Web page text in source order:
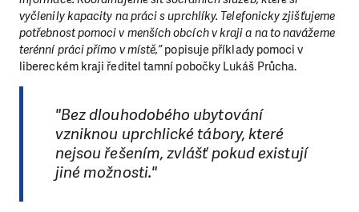
vyčlenily kapacity na práci s uprchlíky. Telefonicky zjišťujeme
potřebnost pomoci v menších obcích v kraji a na to navážeme
terénní práci přímo v místě,”popisuje příklady pomoci v
libereckém kraji ředitel tamní pobočky Lukáš Průcha.
"Bez dlouhodobého ubytování
vzniknou uprchlické tábory, které
nejsou řešením, zvlášť pokud existují
jiné možnosti."